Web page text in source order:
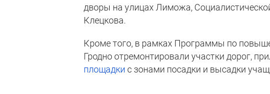
дворы на улицах Лиможа,
Клецкова.
Кроме того, в рамках Программы по
Гродно отремонтировали участки дорог,
площадки с зонами посадки и высадки